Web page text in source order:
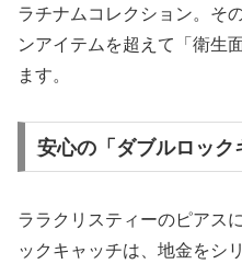
ラチナムコレクション。そ
ンアイテムを超えて「衛生
ます。
安心の「ダブルロック
ララクリスティーのピアス
ックキャッチは、地金をシ